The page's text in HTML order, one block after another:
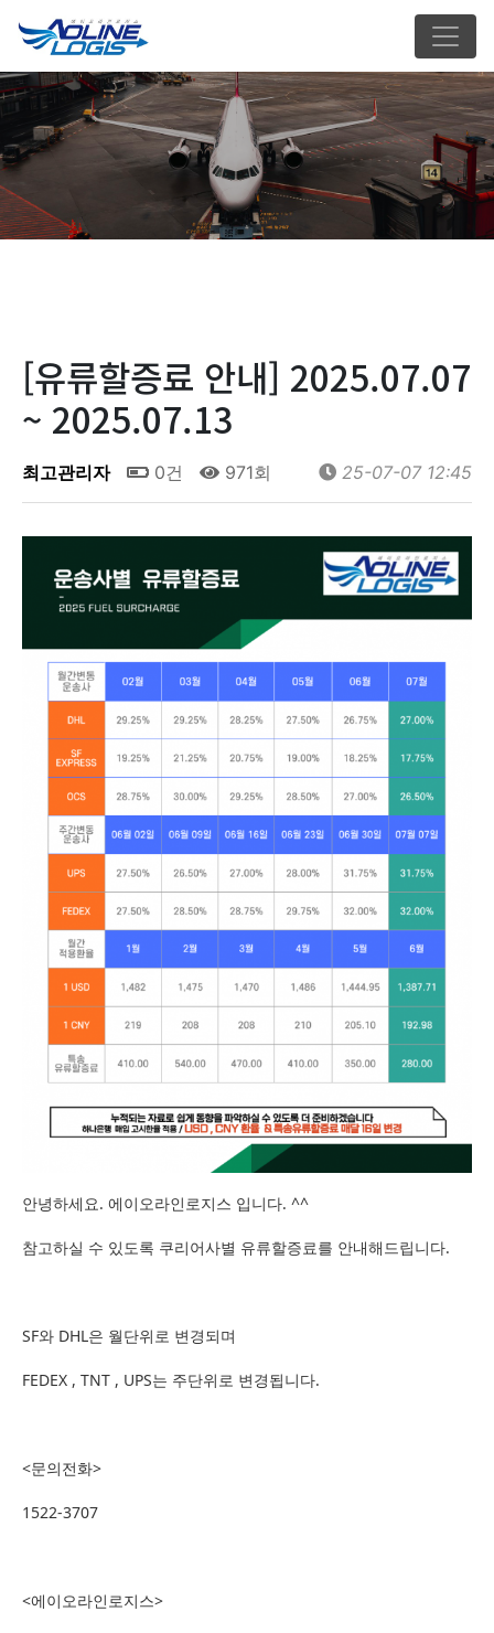
[유류할증료 안내] 2025.07.07
~ 2025.07.13
최고관리자 0건 971회 25-07-07 12:45
안녕하세요. 에이오라인로지스 입니다. ^^
참고하실 수 있도록 쿠리어사별 유류할증료를 안내해드립니다.
SF와 DHL은 월단위로 변경되며
FEDEX , TNT , UPS는 주단위로 변경됩니다.
<문의전화>
1522-3707
<에이오라인로지스>